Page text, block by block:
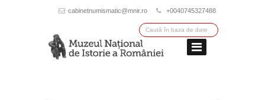
cabinetnumismatic@mnir.ro +0040745327488